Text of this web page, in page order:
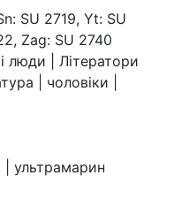
SU 2719, Yt: SU
Zag: SU 2740
люди | Літератори
| чоловіки |
| ультрамарин